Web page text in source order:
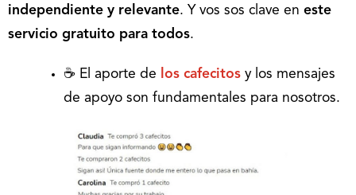
independiente y relevante. Y vos sos clave en este
servicio gratuito para todos.
☕ El aporte de los cafecitos y los mensajes
de apoyo son fundamentales para nosotros.